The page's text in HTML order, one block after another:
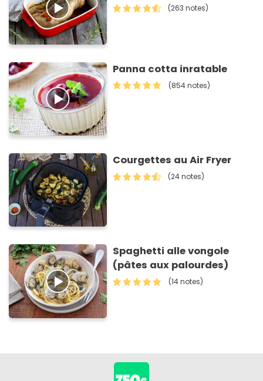
(263 notes)
Panna cotta inratable
(854 notes)
Courgettes au Air Fryer
(24 notes)
Spaghetti alle vongole
(pâtes aux palourdes)
(14 notes)